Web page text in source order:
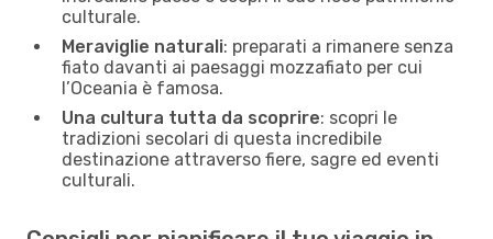
culturale.
Meraviglie naturali: preparati a rimanere senza
fiato davanti ai paesaggi mozzafiato per cui
l’Oceania è famosa.
Una cultura tutta da scoprire: scopri le
tradizioni secolari di questa incredibile
destinazione attraverso fiere, sagre ed eventi
culturali.